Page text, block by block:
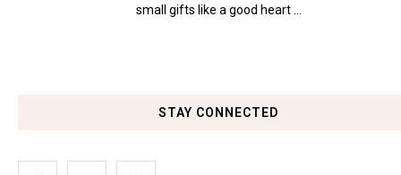
small gifts like a good heart ...
STAY CONNECTED